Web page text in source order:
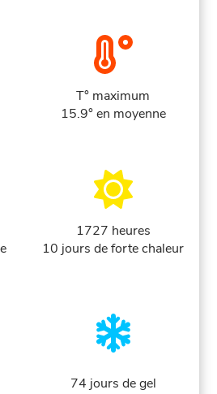
T° maximum
15.9° en moyenne
1727 heures
10 jours de forte chaleur
74 jours de gel